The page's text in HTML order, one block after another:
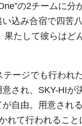
の2チームに分
込み合宿で四苦
たして彼らはど
ージでも行われ
され、SKY-HIが
自由。用意され
れて行われるこ